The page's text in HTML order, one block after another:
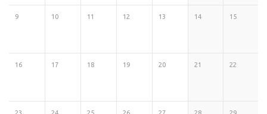
9 10 11 12 13 14 15
16 17 18 19 20 21 22